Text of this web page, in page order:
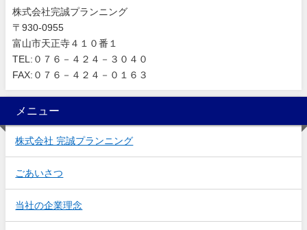
株式会社完誠プランニング
〒930-0955
富山市天正寺４１０番１
TEL:０７６－４２４－３０４０
FAX:０７６－４２４－０１６３
メニュー
株式会社 完誠プランニング
ごあいさつ
当社の企業理念